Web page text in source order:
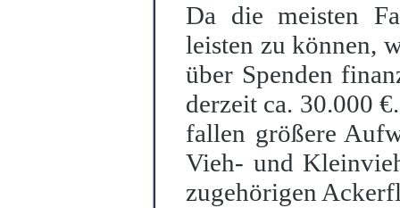
Da die meisten
leisten zu können,
über Spenden
derzeit ca. 30.000
fallen größere
Vieh- und
zugehörigen